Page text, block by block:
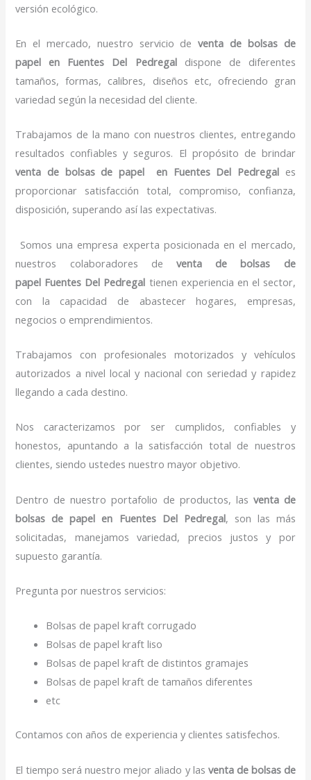
versión ecológico.
En el mercado, nuestro servicio deventa de bolsas de
papel en Fuentes Del Pedregal dispone de diferentes
tamaños, formas, calibres, diseños etc, ofreciendo gran
variedad según la necesidad del cliente.
Trabajamos de la mano con nuestros clientes, entregando
resultados confiables y seguros. El propósito de brindar
venta de bolsas de papelen Fuentes Del Pedregales
proporcionar satisfacción total, compromiso, confianza,
disposición, superando así las expectativas.
Somos una empresa experta posicionada en el mercado,
nuestros colaboradores de venta de bolsas de
papel Fuentes Del Pedregal tienen experiencia en el sector,
con la capacidad de abastecer hogares, empresas,
negocios o emprendimientos.
Trabajamos con profesionales motorizados y vehículos
autorizados a nivel local y nacional con seriedad y rapidez
llegando a cada destino.
Nos caracterizamos por ser cumplidos, confiables y
honestos, apuntando a la satisfacción total de nuestros
clientes, siendo ustedes nuestro mayor objetivo.
Dentro de nuestro portafolio de productos, las venta de
bolsas de papel en Fuentes Del Pedregal, son las más
solicitadas, manejamos variedad, precios justos y por
supuesto garantía.
Pregunta por nuestros servicios:
Bolsas de papel kraft corrugado
Bolsas de papel kraft liso
Bolsas de papel kraft de distintos gramajes
Bolsas de papel kraft de tamaños diferentes
etc
Contamos con años de experiencia y clientes satisfechos.
El tiempo será nuestro mejor aliado y las venta de bolsas de